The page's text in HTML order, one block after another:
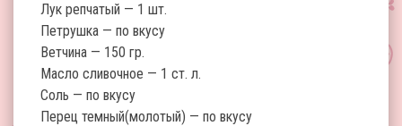
Лук репчатый — 1 шт.
Петрушкa — по вкусу
Ветчина — 150 гр.
Масло сливочное — 1 ст. л.
Соль — по вкусу
Перец темный(молотый) — по вкусу